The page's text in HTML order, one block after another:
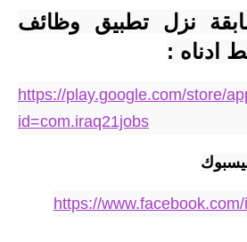
ادناه :
https://play.google.com/store/
id=com.iraq21jobs
https://